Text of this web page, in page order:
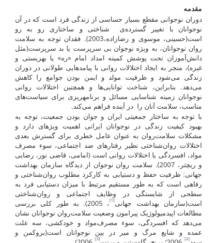
مقدمه
دوران نوجوانی مقطع بسیار حساسی از زندگی فرد است که در آن
نوجوانان با تغییر گسترده‌ی شناختی و ساختاری رو به رو
است(حسینی، موسوی و رضازاده،2003). فقدان توجه به سلامت
روان نوجوانان، به ویژه نوجوان بی سرپرست یا بد سرپرست(مثل
دانش‌آموزان تحت پوشش کمیته امداد امام «ره» یا بهزیستی و
غیره)، منجر به ایجاد اختلالات روانی با پیامدهایی طولانی در دوران
زندگی می‌شود و ظرفیت مولد و ایمن بودن جوامع را کاهش
می‌دهد. بنابراین، شناخت توانایی‌ها و همچنین اختلالات روانی
نوجوانان زمینه شناسایی مسائل و برنامه­ریزی برای سیاست‌های
مناسب، سلامت آنان را در آینده فراهم می‌کند.
با توجه به ساختار جمعیتی ایران و جوان بودن جمعیت، توجه به
بهبود کیفیت زندگی در نوجوانان ایرانی اهمیت ویژه­ای دارد و
مشکلات سلامت‌روان به عنوان عامل خطری برای گسترش بعدی
اختلالات روان‌شناختی نظیر رفتارهای ضد اجتماعی، سوء مصرف
مواد، افسردگی یا اختلالات روانی است (امامی، قاضی نور، رضایی
و ریچتر، 2007). سلامت روان نوجوان از دیدگاه سازمان بهداشت
جهانی: ظرفیت حفظ و دستیابی به کارکرد مطلوب روان‌شناختی و
رفاهی است که به طور مستقیم مرتبط با میزان دستیابی فرد به
سطحی از شایستگی در وظایف اجتماعی و روان‌شناختی
است(سازمان بهداشت جهانی [1]
، 2005). به طور کلی بررسی
مطالعات اپیدمیولوژیک پیرامون وضعیت سلامت‌روان نوجوانان نشان
می‌دهد که افسردگی، سوء مصرف‌مواد و خودکشی، سه علت
عمده و شایع مرگ و میر در بین نوجوانان است(بروکمن و
[2]
[3]